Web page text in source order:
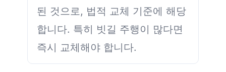
된 것으로, 법적 교체 기준에 해당
합니다. 특히 빗길 주행이 많다면
즉시 교체해야 합니다.